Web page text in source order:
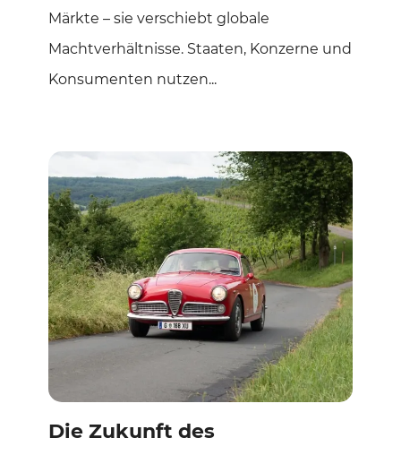
Märkte – sie verschiebt globale
Machtverhältnisse. Staaten, Konzerne und
Konsumenten nutzen...
Die Zukunft des